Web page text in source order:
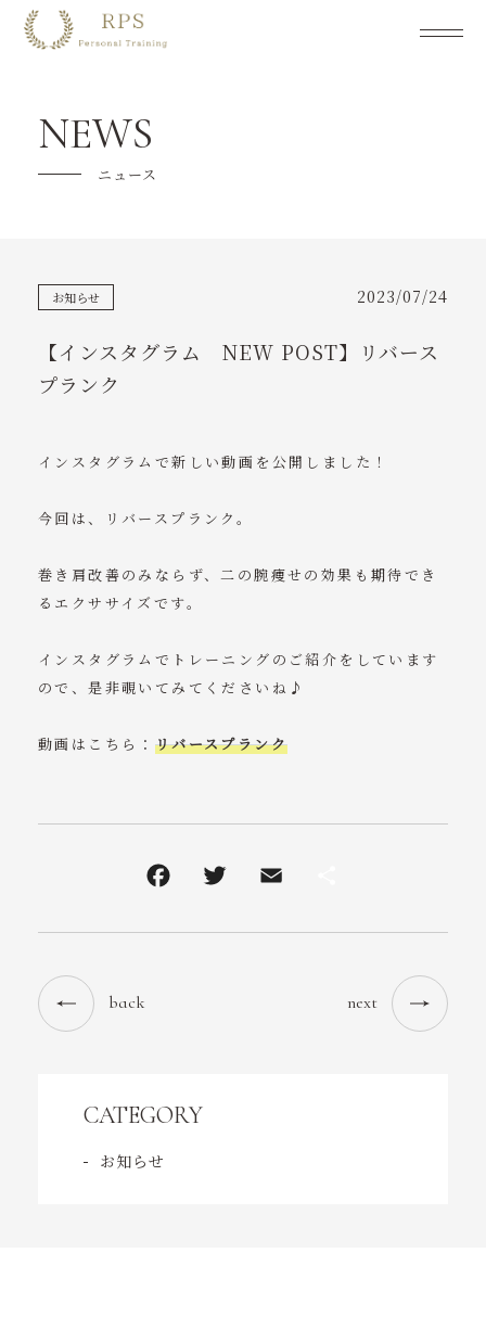
よくあるご質問
トレーナー紹介
お客様の声
ニュース
コンテンツ
アクセス
ご予約・お問い合わせ
tel. 070-8342-2572
NEWS
ニュース
お知らせ 2023/07/24
【インスタグラム NEW POST】リバース
プランク
インスタグラムで新しい動画を公開しました！
今回は、リバースプランク。
巻き肩改善のみならず、二の腕痩せの効果も期待でき
るエクササイズです。
インスタグラムでトレーニングのご紹介をしています
ので、是非覗いてみてくださいね♪
動画はこちら： リバースプランク
back next
CATEGORY
お知らせ